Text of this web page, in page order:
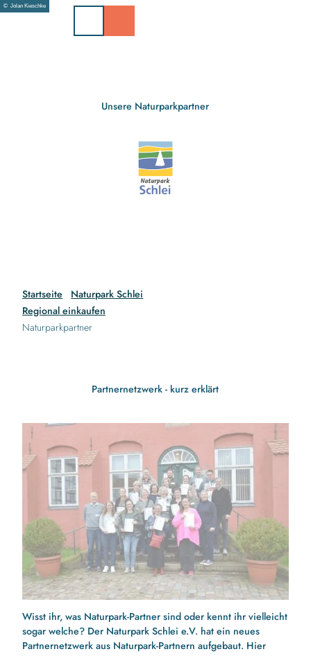
Z© Jolan Kieschke
Unsere Naturparkpartner
Startseite
Naturpark Schlei
Regional einkaufen
Naturparkpartner
Partnernetzwerk - kurz erklärt
Wisst ihr, was Naturpark-Partner sind oder kennt ihr vielleicht
sogar welche? Der Naturpark Schlei e.V. hat ein neues
Partnernetzwerk aus Naturpark-Partnern aufgebaut. Hier